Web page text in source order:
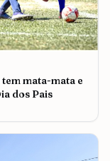
mata-mata e
dos Pais